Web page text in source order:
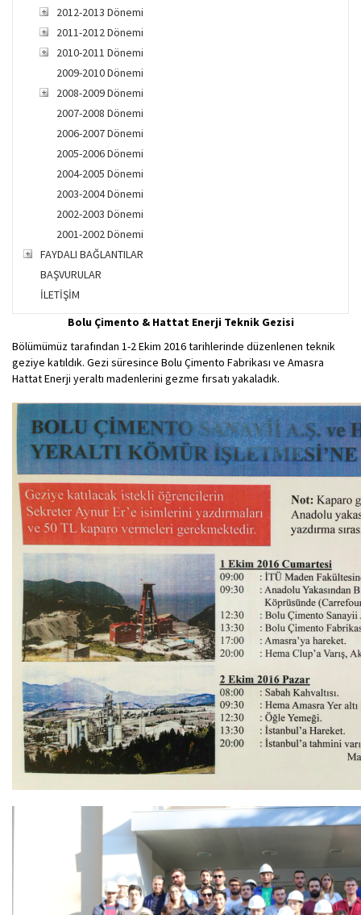
2012-2013 Dönemi
2011-2012 Dönemi
2010-2011 Dönemi
2009-2010 Dönemi
2008-2009 Dönemi
2007-2008 Dönemi
2006-2007 Dönemi
2005-2006 Dönemi
2004-2005 Dönemi
2003-2004 Dönemi
2002-2003 Dönemi
2001-2002 Dönemi
FAYDALI BAĞLANTILAR
BAŞVURULAR
İLETİŞİM
Bolu Çimento & Hattat Enerji Teknik Gezisi
Bölümümüz tarafından 1-2 Ekim 2016 tarihlerinde düzenlenen teknik
geziye katıldık. Gezi süresince Bolu Çimento Fabrikası ve Amasra
Hattat Enerji yeraltı madenlerini gezme fırsatı yakaladık.